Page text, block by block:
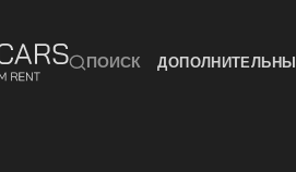
ПОИСК